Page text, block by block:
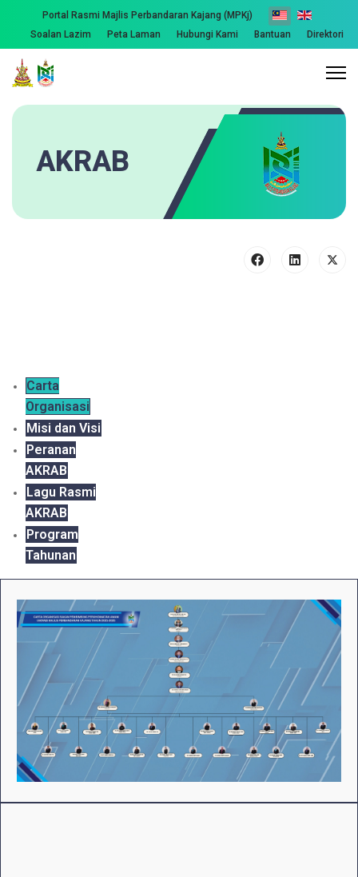
Portal Rasmi Majlis Perbandaran Kajang (MPKj)
Soalan Lazim
Peta Laman Hubungi Kami Bantuan Direktori
AKRAB
Carta
Organisasi
Misi dan Visi
Peranan
AKRAB
Lagu Rasmi
AKRAB
Program
Tahunan